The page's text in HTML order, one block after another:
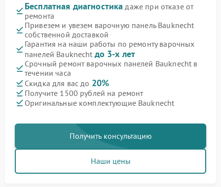
Бесплатная диагностика даже при отказе от
ремонта
Привезем и увезем варочную панель Bauknecht
собственной доставкой
Гарантия на наши работы по ремонту варочных
панелей Bauknecht до 3-х лет
Срочный ремонт варочных панелей Bauknecht в
течении часа
Скидка для вас до 20%
Получите 1500 рублей на ремонт
Оригинальные комплектующие Bauknecht
Получить консультацию
Наши цены